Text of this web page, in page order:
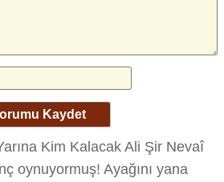
Kaydet
Kim Kalacak Ali Şir Nevaî
oynuyormuş! Ayağını yana